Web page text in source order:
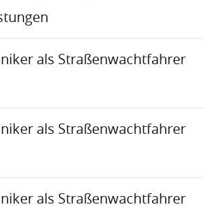
als Straßenwachtfahrer
als Straßenwachtfahrer
als Straßenwachtfahrer